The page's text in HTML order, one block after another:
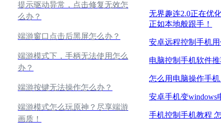
提示驱动异常，点击修复无效怎
么办？
端游窗口点击后黑屏怎么办？
端游模式下，手柄无法使用怎么
办？
端游按键无法操作怎么办？
端游模式怎么玩原神？尽享端游
画质！
无界趣连2.0正在优
正如本地般跟手！
安卓远程控制手机
电脑控制手机软件
怎么用电脑操作手
安卓手机变windows
手机控制手机教程